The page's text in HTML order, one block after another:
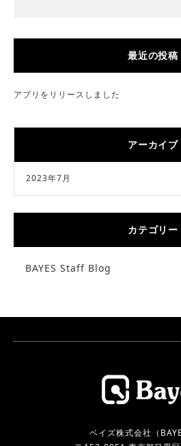
最近の投稿
アプリをリリースしました
アーカイブ
2023年7月
カテゴリー
BAYES Staff Blog
ベイズ株式会社（